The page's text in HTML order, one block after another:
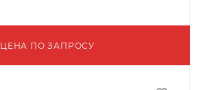
ЦЕНА ПО ЗАПРОСУ